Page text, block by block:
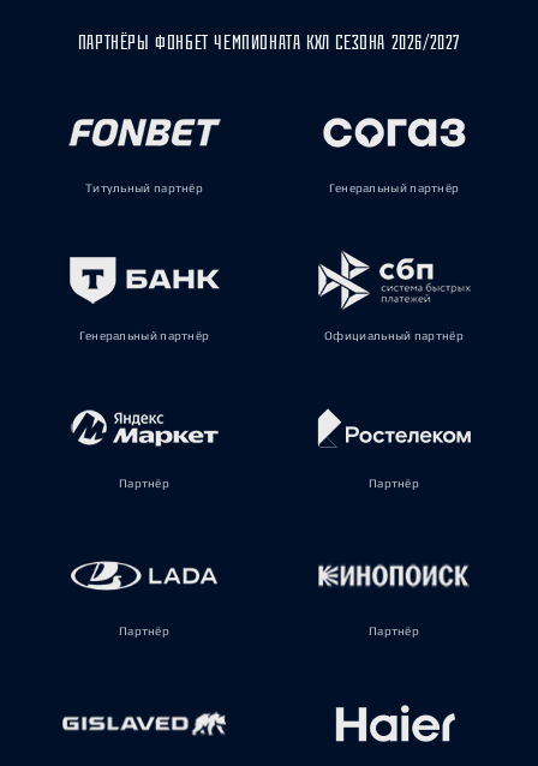
ПАРТНЁРЫ ФОНБЕТ ЧЕМПИОНАТА КХЛ СЕЗОНА 2026/2027
Титульный партнёр Генеральный партнёр
Генеральный партнёр Официальный партнёр
Партнёр Партнёр
Партнёр Партнёр